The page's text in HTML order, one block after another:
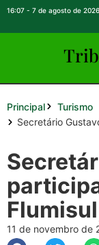
16:07 - 7 de agosto de
Principal
Turismo
Secretário
11 de novembro de